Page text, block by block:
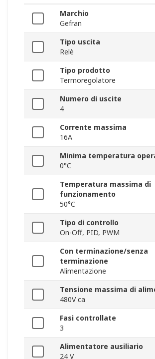
Marchio
Gefran
Tipo uscita
Relè
Tipo prodotto
Termoregolatore
Numero di uscite
4
Corrente massima
16A
Minima temperatura
0°C
Temperatura massima di
funzionamento
50°C
Tipo di controllo
On-Off, PID, PWM
Con terminazione/senza
terminazione
Alimentazione
Tensione massima di
480V ca
Fasi controllate
3
Alimentatore ausiliario
24 V